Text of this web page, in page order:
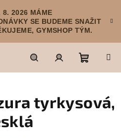
8. 2026 MÁME
SE BUDEME SNAŽIT
GYMSHOP TÝM.
HledatPřihlášeníNákupní
košík
tyrkysová,